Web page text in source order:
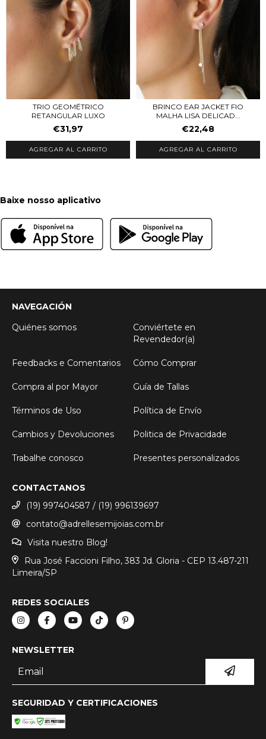
TRIO GEOMÉTRICO
RETANGULAR LUXO
€31,97
AGREGAR AL CARRITO
BRINCO EAR JACKET FIO
MALHA LISA DELICAD...
€22,48
AGREGAR AL CARRITO
Baixe nosso aplicativo
NAVEGACIÓN
Quiénes somos
Conviértete en
Revendedor(a)
Feedbacks e Comentarios Cómo Comprar
Compra al por Mayor Guía de Tallas
Términos de Uso Política de Envío
Cambios y Devoluciones Politica de Privacidade
Trabalhe conosco Presentes personalizados
CONTACTANOS
(19) 997404587 / (19) 996139697
contato@adrellesemijoias.com.br
Visita nuestro Blog!
Rua José Faccioni Filho, 383 Jd. Gloria - CEP 13.487-211
Limeira/SP
REDES SOCIALES
NEWSLETTER
SEGURIDAD Y CERTIFICACIONES